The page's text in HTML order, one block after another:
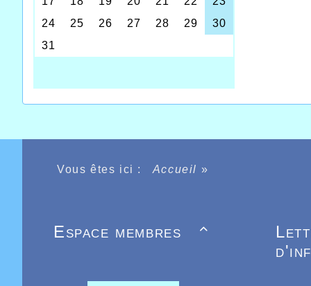
Le
Vous êtes ici : Accueil »

Espace membres